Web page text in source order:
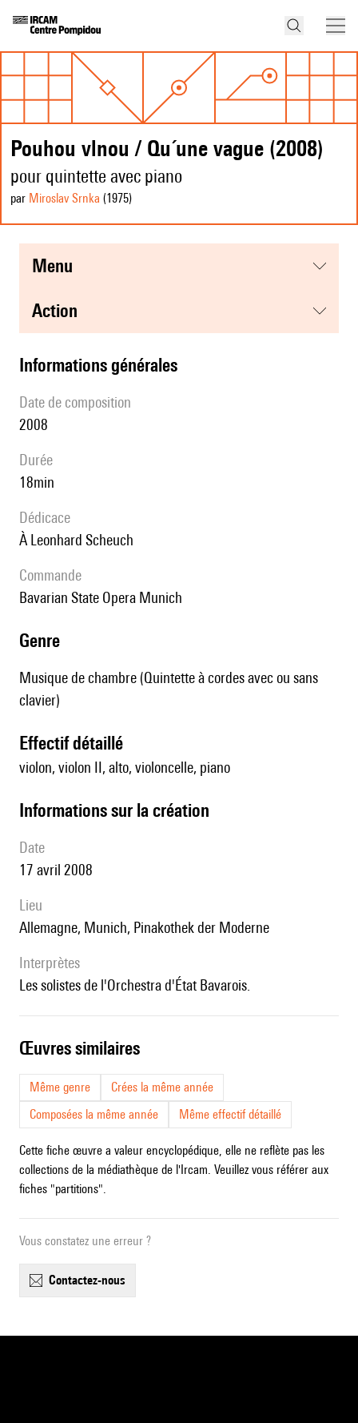
Pouhou vlnou / Qu´une vague (2008)
pour quintette avec piano
par Miroslav Srnka (1975)
menu
action
informations générales
date de composition
2008
durée
18min
Dédicace
à Leonhard Scheuch
Commande
Bavarian State Opera Munich
genre
Musique de chambre (Quintette à cordes avec ou sans
clavier)
effectif détaillé
violon, violon II, alto, violoncelle, piano
informations sur la création
date
17 avril 2008
lieu
Allemagne, Munich, Pinakothek der Moderne
interprètes
les solistes de l'Orchestra d'État Bavarois.
œuvres similaires
Même genre
Crées la même année
Composées la même année
Même effectif détaillé
Cette fiche œuvre a valeur encyclopédique, elle ne reflète pas les
collections de la médiathèque de l'Ircam. Veuillez vous référer aux
fiches "partitions".
Vous constatez une erreur ?
contactez-nous